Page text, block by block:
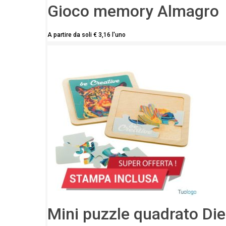
Gioco memory Almagro
A partire da soli € 3,16 l'uno
Mini puzzle quadrato